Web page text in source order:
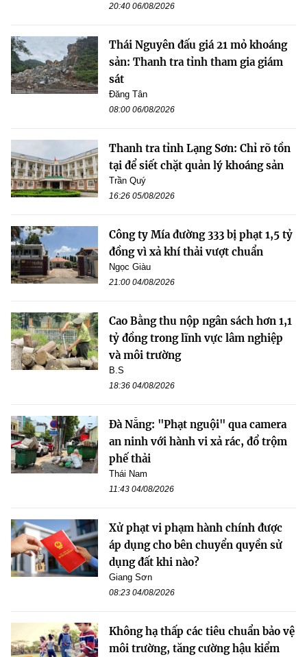
20:40 06/08/2026
Thái Nguyên đấu giá 21 mỏ khoáng
sản: Thanh tra tỉnh tham gia giám
sát
Đăng Tân
08:00 06/08/2026
Thanh tra tỉnh Lạng Sơn: Chỉ rõ tồn
tại để siết chặt quản lý khoáng sản
Trần Quý
16:26 05/08/2026
Công ty Mía đường 333 bị phạt 1,5 tỷ
đồng vì xả khí thải vượt chuẩn
Ngọc Giàu
21:00 04/08/2026
Cao Bằng thu nộp ngân sách hơn 1,1
tỷ đồng trong lĩnh vực lâm nghiệp
và môi trường
B.S
18:36 04/08/2026
Đà Nẵng: "Phạt nguội" qua camera
an ninh với hành vi xả rác, đổ trộm
phế thải
Thái Nam
11:43 04/08/2026
Xử phạt vi phạm hành chính được
áp dụng cho bên chuyển quyền sử
dụng đất khi nào?
Giang Sơn
08:23 04/08/2026
Không hạ thấp các tiêu chuẩn bảo vệ
môi trường, tăng cường hậu kiểm